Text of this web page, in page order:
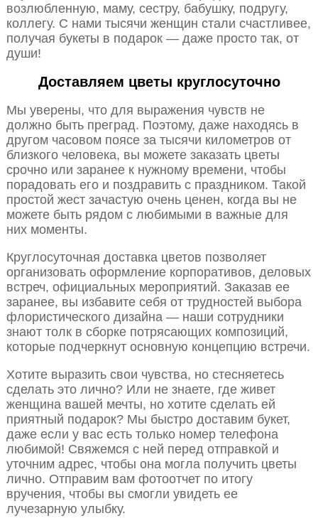
возлюбленную, маму, сестру, бабушку, подругу,
коллегу. С нами тысячи женщин стали счастливее,
получая букеты в подарок — даже просто так, от
души!
Доставляем цветы круглосуточно
Мы уверены, что для выражения чувств не
должно быть преград. Поэтому, даже находясь в
другом часовом поясе за тысячи километров от
близкого человека, вы можете заказать цветы
срочно или заранее к нужному времени, чтобы
порадовать его и поздравить с праздником. Такой
простой жест зачастую очень ценен, когда вы не
можете быть рядом с любимыми в важные для
них моменты.
Круглосуточная доставка цветов позволяет
организовать оформление корпоративов, деловых
встреч, официальных мероприятий. Заказав ее
заранее, вы избавите себя от трудностей выбора
флористического дизайна — наши сотрудники
знают толк в сборке потрясающих композиций,
которые подчеркнут основную концепцию встречи.
Хотите выразить свои чувства, но стесняетесь
сделать это лично? Или не знаете, где живет
женщина вашей мечты, но хотите сделать ей
приятный подарок? Мы быстро доставим букет,
даже если у вас есть только номер телефона
любимой! Свяжемся с ней перед отправкой и
уточним адрес, чтобы она могла получить цветы
лично. Отправим вам фотоотчет по итогу
вручения, чтобы вы смогли увидеть ее
лучезарную улыбку.